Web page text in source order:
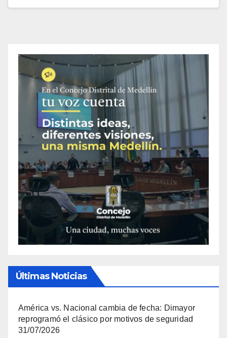
Últimas Noticias
América vs. Nacional cambia de fecha: Dimayor
reprogramó el clásico por motivos de seguridad
31/07/2026